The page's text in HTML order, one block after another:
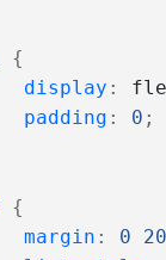
{
display :
padding : 0 ;
{
margin : 0 20